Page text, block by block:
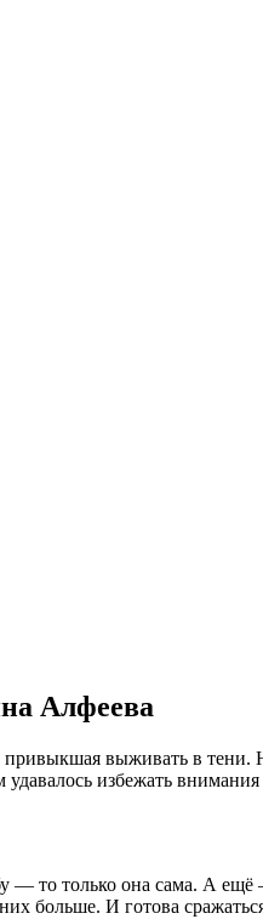
Алфеева
выживать в тени.
удавалось избежать
— то только она сама. А
больше. И готова